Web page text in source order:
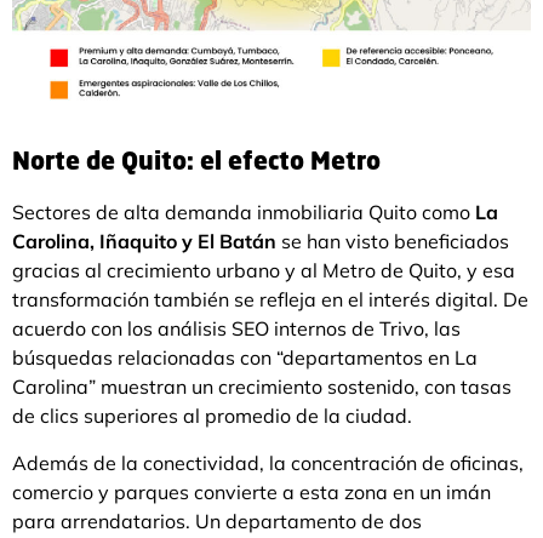
Norte de Quito: el efecto Metro
Sectores de alta demanda inmobiliaria Quito como La
Carolina, Iñaquito y El Batán se han visto beneficiados
gracias al crecimiento urbano y al Metro de Quito, y esa
transformación también se refleja en el interés digital. De
acuerdo con los análisis SEO internos de Trivo, las
búsquedas relacionadas con “departamentos en La
Carolina” muestran un crecimiento sostenido, con tasas
de clics superiores al promedio de la ciudad.
Además de la conectividad, la concentración de oficinas,
comercio y parques convierte a esta zona en un imán
para arrendatarios. Un departamento de dos